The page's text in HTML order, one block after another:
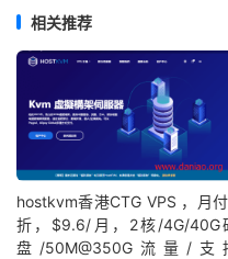
相关推荐
hostkvm香港CTG VPS ，月
折，$9.6/月，2核/4G/40G
盘/50M@350G流量/支